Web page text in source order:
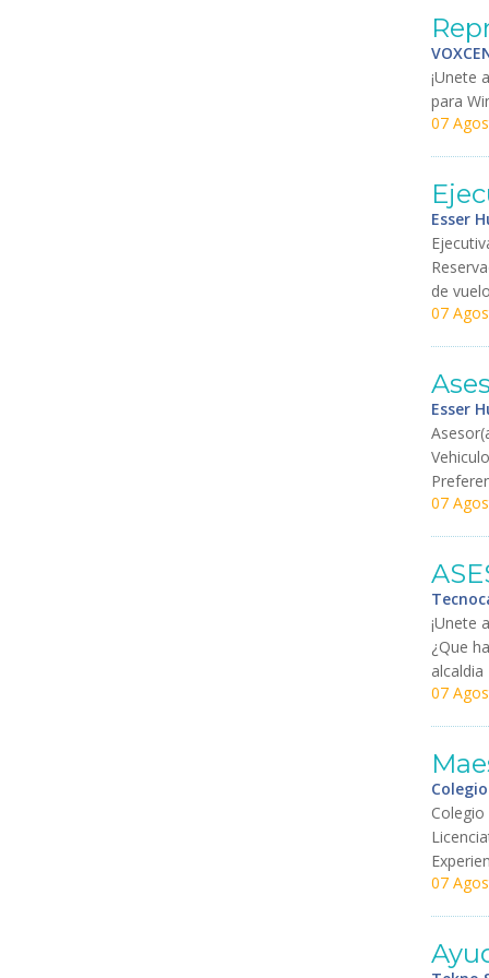
¡Unete a
para
07
Esser
de
07
Esser
Asesor(
Vehiculo
07
¡Unete
¿Que
alcaldia
07
Colegio
07